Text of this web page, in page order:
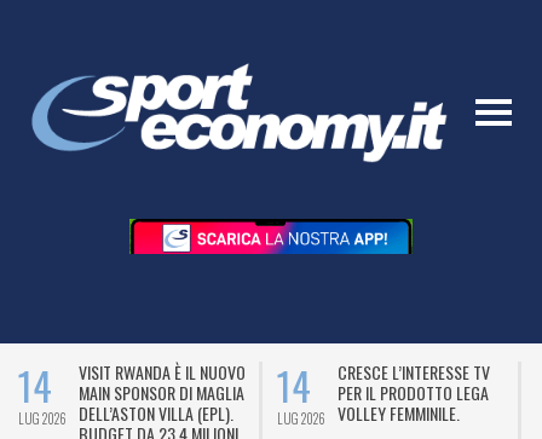
14
LUG 2026
VISIT RWANDA È IL NUOVO
MAIN SPONSOR DI MAGLIA
DELL’ASTON VILLA (EPL).
BUDGET DA 23.4 MILIONI
14
LUG 2026
CRESCE L’INTERESSE TV
PER IL PRODOTTO LEGA
VOLLEY FEMMINILE.